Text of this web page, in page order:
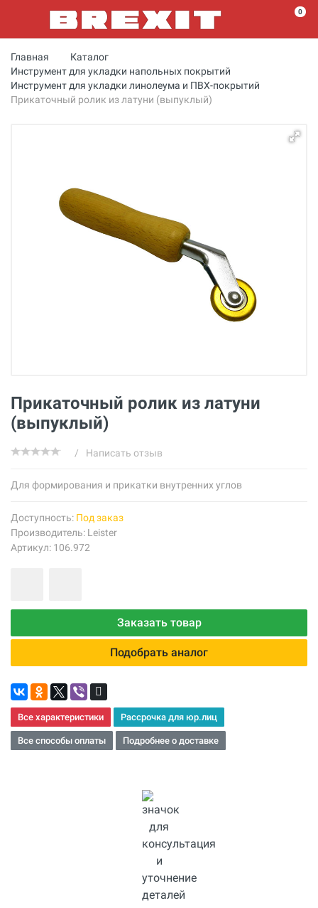
0
Главная
Каталог
Инструмент для укладки напольных покрытий
Инструмент для укладки линолеума и ПВХ-покрытий
Прикаточный ролик из латуни (выпуклый)
Прикаточный ролик из латуни
(выпуклый)
/ Написать отзыв
Для формирования и прикатки внутренних углов
Доступность: Под заказ
Производитель: Leister
Артикул: 106.972
Заказать товар
Подобрать аналог
Все характеристики Рассрочка для юр.лиц
Все способы оплаты Подробнее о доставке